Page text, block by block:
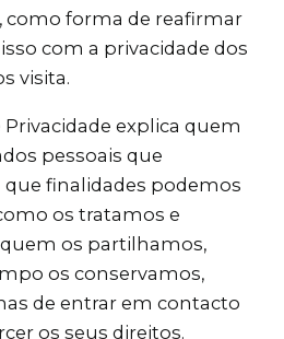
como forma de reafirmar
com a privacidade dos
visita.
explica quem
pessoais que
finalidades podemos
os tratamos e
os partilhamos,
os conservamos,
de entrar em contacto
os seus direitos.